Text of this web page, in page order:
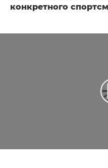
конкретного